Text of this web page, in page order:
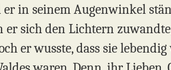
in seinem Augenwinkel
sich den Lichtern
er wusste, dass sie